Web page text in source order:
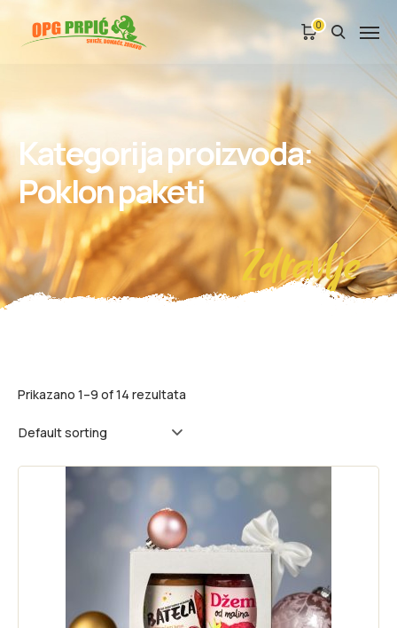
0
Kategorija proizvoda:
Poklon paketi
Zdravlje
Prikazano 1–9 of 14 rezultata